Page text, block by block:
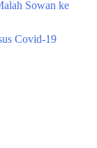
Sowan ke
Covid-19